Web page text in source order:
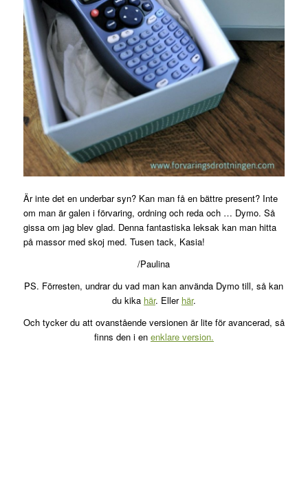
Är inte det en underbar syn? Kan man få en bättre present? Inte
om man är galen i förvaring, ordning och reda och … Dymo. Så
gissa om jag blev glad. Denna fantastiska leksak kan man hitta
på massor med skoj med. Tusen tack, Kasia!
/Paulina
PS. Förresten, undrar du vad man kan använda Dymo till, så kan
du kika här. Eller här.
Och tycker du att ovanstående versionen är lite för avancerad, så
finns den i en enklare version.